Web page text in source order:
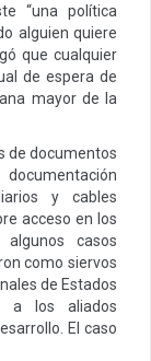
“una política
alguien quiere
que cualquier
de espera de
mayor de la
de documentos
y cables
acceso en los
casos
como siervos
de Estados
a los aliados
El caso